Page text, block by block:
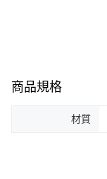
商品規格
材質